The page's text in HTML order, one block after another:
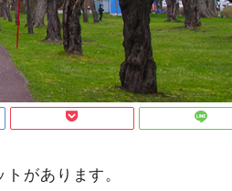
があります。